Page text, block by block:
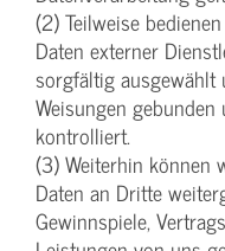
(2) Teilweise
Daten externer
sorgfältig
Weisungen
kontrolliert.
(3) Weiterhin können
Daten an Dritte
Gewinnspiele,